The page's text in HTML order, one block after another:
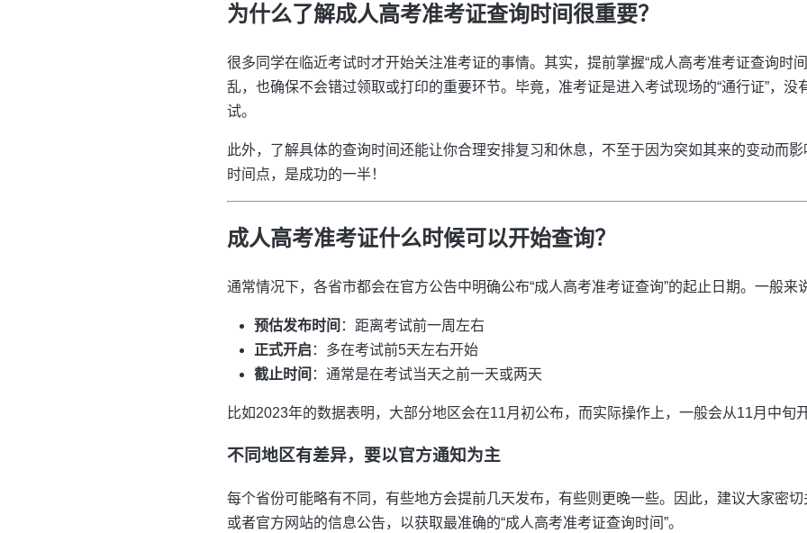
为什么了解成人高考准考证查询时间很重要？
很多同学在临近考试时才开始关注准考证的事情。其实，提前掌握“成人高考准考证查询时
乱，也确保不会错过领取或打印的重要环节。毕竟，准考证是进入考试现场的“通行证”，没
试。
此外，了解具体的查询时间还能让你合理安排复习和休息，不至于因为突如其来的变动而
时间点，是成功的一半！
成人高考准考证什么时候可以开始查询？
通常情况下，各省市都会在官方公告中明确公布“成人高考准考证查询”的起止日期。一般来
预估发布时间 ：距离考试前一周左右
正式开启 ：多在考试前5天左右开始
截止时间 ：通常是在考试当天之前一天或两天
比如2023年的数据表明，大部分地区会在11月初公布，而实际操作上，一般会从11月中旬
不同地区有差异，要以官方通知为主
每个省份可能略有不同，有些地方会提前几天发布，有些则更晚一些。因此，建议大家密
或者官方网站的信息公告，以获取最准确的“成人高考准考证查询时间”。